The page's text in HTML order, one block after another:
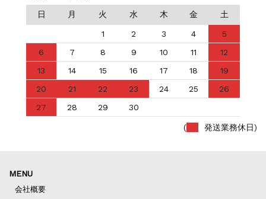
日 月 火 水 木 金 土
1 2 3 4
5
6
7 8 9 10 11
12
13
14 15 16 17 18
19
20
21 22 23 24 25
26
27
28 29 30
( 発送業務休日)
MENU
会社概要